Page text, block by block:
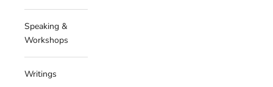
Speaking &
Workshops
Writings